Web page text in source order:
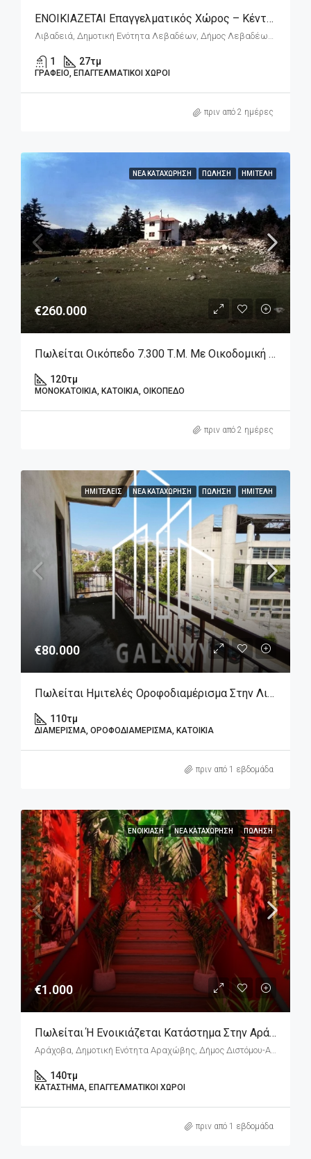
ΕΝΟΙΚΙΑΖΕΤΑΙ Επαγγελματικός Χώρος – Κέντρο Λιβαδειάς, Πλησίον Δικαστικού Μεγάρου
Λιβαδειά, Δημοτική Ενότητα Λεβαδέων, Δήμος Λεβαδέων, Περιφερειακή Ενότητα Βοιωτίας, Περιφέρεια Στερεάς Ελλάδας, Αποκεντρωμένη Διοίκηση Θεσσαλίας - Στερεάς Ελλάδος, 321 00, Ελλάδα
1 27τμ
ΓΡΑΦΕΊΟ, ΕΠΑΓΓΕΛΜΑΤΙΚΟΊ ΧΏΡΟΙ
πριν από 2 ημέρες
ΝΈΑ ΚΑΤΑΧΏΡΗΣΗ ΠΏΛΗΣΗ ΗΜΙΤΕΛΉ
€260.000
Πωλείται Οικόπεδο 7.300 Τ.μ. Με Οικοδομική Άδεια & Ημιτελή Μεζονέτα Στην Αράχωβα – Λιβάδι
120τμ
ΜΟΝΟΚΑΤΟΙΚΊΑ, ΚΑΤΟΙΚΊΑ, ΟΙΚΌΠΕΔΟ
πριν από 2 ημέρες
ΗΜΙΤΕΛΕΊΣ ΝΈΑ ΚΑΤΑΧΏΡΗΣΗ ΠΏΛΗΣΗ ΗΜΙΤΕΛΉ
€80.000
Πωλείται Ημιτελές Οροφοδιαμέρισμα Στην Λιβαδειά Βοιωτίας.
110τμ
ΔΙΑΜΈΡΙΣΜΑ, ΟΡΟΦΟΔΙΑΜΈΡΙΣΜΑ, ΚΑΤΟΙΚΊΑ
πριν από 1 εβδομάδα
ΕΝΟΙΚΊΑΣΗ ΝΈΑ ΚΑΤΑΧΏΡΗΣΗ ΠΏΛΗΣΗ
€1.000
Πωλείται Ή Ενοικιάζεται Κατάστημα Στην Αράχωβα – Πλατεία Λάκκα
140τμ
ΚΑΤΆΣΤΗΜΑ, ΕΠΑΓΓΕΛΜΑΤΙΚΟΊ ΧΏΡΟΙ
πριν από 1 εβδομάδα